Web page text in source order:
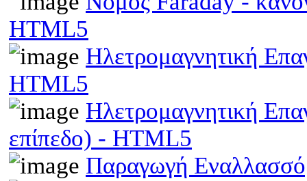
HTML5
Ηλετρομαγνητική
HTML5
Ηλετρομαγνητική
επίπεδο) - HTML5
Παραγωγή